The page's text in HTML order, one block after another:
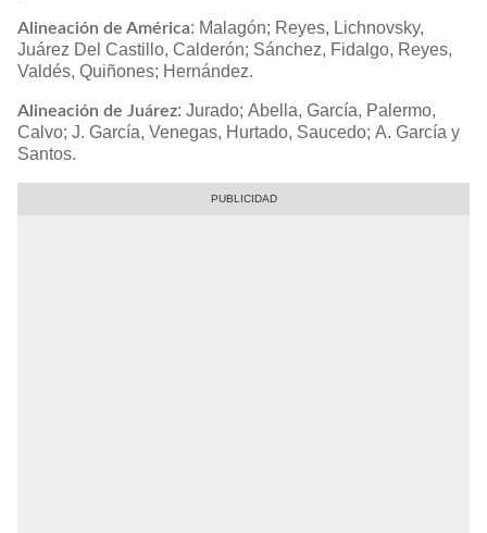
Alineación de América: Malagón; Reyes, Lichnovsky,
Juárez Del Castillo, Calderón; Sánchez, Fidalgo, Reyes,
Valdés, Quiñones; Hernández.
Alineación de Juárez: Jurado; Abella, García, Palermo,
Calvo; J. García, Venegas, Hurtado, Saucedo; A. García y
Santos.